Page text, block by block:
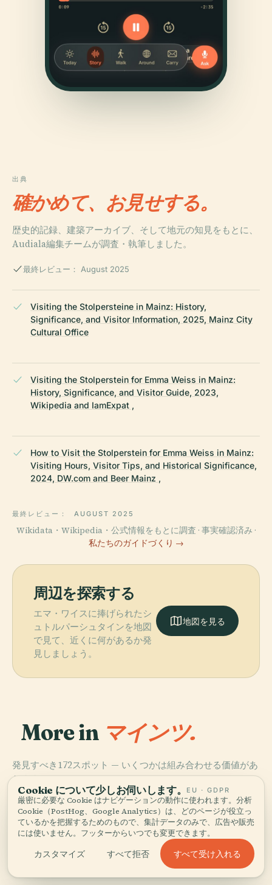
出典
確かめて、お見せする。
歴史的記録、建築アーカイブ、そして地元の知見をもとに、
Audiala編集チームが調査・執筆しました。
最終レビュー： August 2025
Visiting the Stolpersteine in Mainz: History,
Significance, and Visitor Information, 2025, Mainz City
Cultural Office
Visiting the Stolperstein for Emma Weiss in Mainz:
History, Significance, and Visitor Guide, 2023,
Wikipedia and IamExpat ,
How to Visit the Stolperstein for Emma Weiss in Mainz:
Visiting Hours, Visitor Tips, and Historical Significance,
2024, DW.com and Beer Mainz ,
最終レビュー： AUGUST 2025
Wikidata・Wikipedia・公式情報をもとに調査 · 事実確認済み ·
私たちのガイドづくり →
周辺を探索する
エマ・ワイスに捧げられたシ
ュトルパーシュタインを地図
で見て、近くに何があるか発
見しましょう。
地図を見る
More in マインツ.
発見すべき172スポット — いくつかは組み合わせる価値があ
ります。
マインツ大聖堂
PLACE
ローマ・ゲルマ
ン中央博物館
マインツ州立歌
劇場
グーテンベルク
博物館
マインツの全172 スポット
Cookie について少しお伺いします。 EU · GDPR
厳密に必要な Cookie はナビゲーションの動作に使われます。分析
Cookie（PostHog、Google Analytics）は、どのページが役立っ
ているかを把握するためのもので、集計データのみで、広告や販売
には使いません。フッターからいつでも変更できます。
カスタマイズ すべて拒否 すべて受け入れる